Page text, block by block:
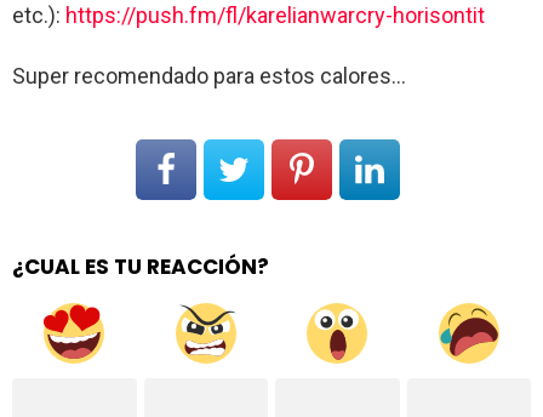
etc.): https://push.fm/fl/karelianwarcry-horisontit
Super recomendado para estos calores…
¿CUAL ES TU REACCIÓN?